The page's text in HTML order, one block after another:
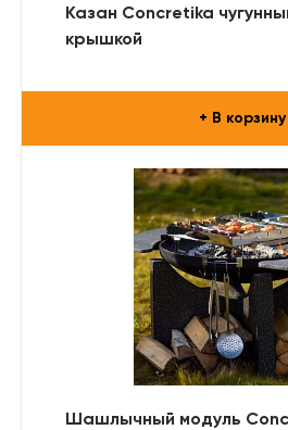
Казан Concretika
крышкой
+ В корзину
Шашлычный модуль